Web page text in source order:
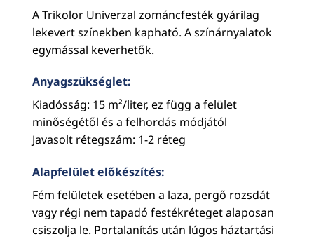
A Trikolor Univerzal zománcfesték gyárilag
lekevert színekben kapható. A színárnyalatok
egymással keverhetők.
Anyagszükséglet:
Kiadósság: 15 m²/liter, ez függ a felület
minőségétől és a felhordás módjától
Javasolt rétegszám: 1-2 réteg
Alapfelület előkészítés:
Fém felületek esetében a laza, pergő rozsdát
vagy régi nem tapadó festékréteget alaposan
csiszolja le. Portalanítás után lúgos háztartási